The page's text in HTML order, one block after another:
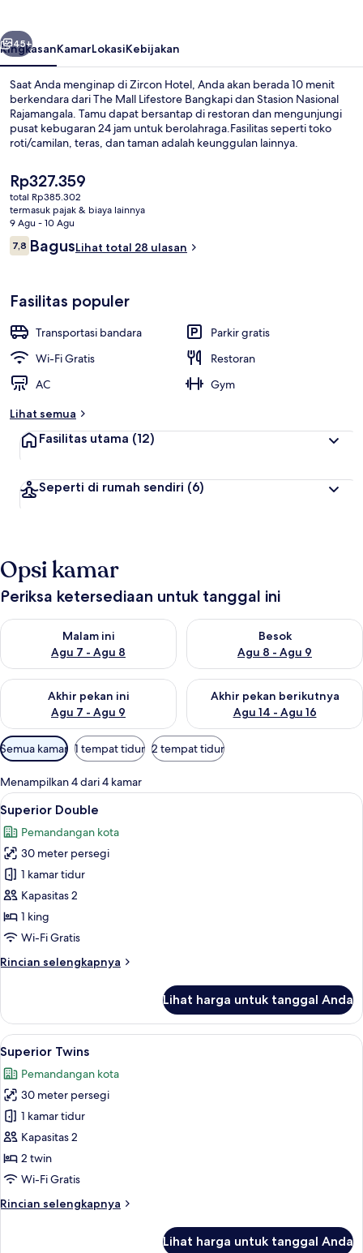
Berikutnya
45+
RingkasanKamarLokasiKebijakan
Saat Anda menginap di Zircon Hotel, Anda akan berada 10 menit
berkendara dari The Mall Lifestore Bangkapi dan Stasion Nasional
Rajamangala. Tamu dapat bersantap di restoran dan mengunjungi
pusat kebugaran 24 jam untuk berolahraga.Fasilitas seperti toko
roti/camilan, teras, dan taman adalah keunggulan lainnya.
Harga
saat
ini
Rp327.359
Rp327.359
total Rp385.302
termasuk pajak & biaya lainnya
9 Agu - 10 Agu
Ulasan
7,87,8 dari 10
BagusLihat total 28 ulasan
Fasilitas populer
Transportasi bandara
Parkir gratis
Wi-Fi Gratis
Restoran
AC
Gym
Lihat semua
Fasilitas utama (12)
Seperti di rumah sendiri (6)
Opsi kamar
Periksa ketersediaan untuk tanggal ini
Malam ini
Agu 7 - Agu 8
Periksa ketersediaan untuk malam ini Agu 7 - Agu 8
Besok
Agu 8 - Agu 9
Periksa ketersediaan untuk
Akhir pekan ini
Agu 7 - Agu 9
Periksa ketersediaan untuk akhir pekan ini Agu 7 - Agu 9
Akhir pekan berikutnya
Agu 14 - Agu 16
Periksa ketersediaan untuk
Filter
tersedia
untuk
kamar
Semua kamar 1 tempat tidur 2 tempat tidur
Menampilkan 4 dari 4 kamar
Lihat
semua
foto
untuk
Superior
Double
Superior Double | Minibar, brankas,
6
Superior Double
Pemandangan kota
30 meter persegi
1 kamar tidur
Kapasitas 2
1 king
Wi-Fi Gratis
Rincian selengkapnya
Rincian
Superior
Double
Lihat harga untuk tanggal Anda
Lihat
semua
foto
untuk
Superior
Twins
Superior Twins | Minibar, brankas,
10
Superior Twins
Pemandangan kota
30 meter persegi
1 kamar tidur
Kapasitas 2
2 twin
Wi-Fi Gratis
Rincian selengkapnya
Rincian
Lihat harga untuk tanggal Anda